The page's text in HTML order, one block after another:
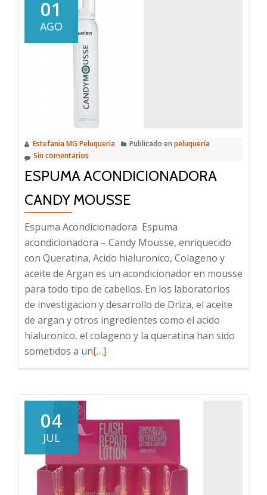
01
AGO
Estefania MG Peluquería Publicado en peluquería
Sin comentarios
ESPUMA ACONDICIONADORA
CANDY MOUSSE
Espuma Acondicionadora Espuma
acondicionadora – Candy Mousse, enriquecido
con Queratina, Acido hialuronico, Colageno y
aceite de Argan es un acondicionador en mousse
para todo tipo de cabellos. En los laboratorios
de investigacion y desarrollo de Driza, el aceite
de argan y otros ingredientes como el acido
hialuronico, el colageno y la queratina han sido
sometidos a unLeer
Candy
mousse
[…]
04
JUL